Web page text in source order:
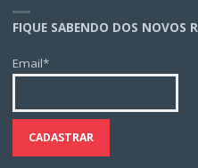
FIQUE SABENDO DOS NOVOS
Email*